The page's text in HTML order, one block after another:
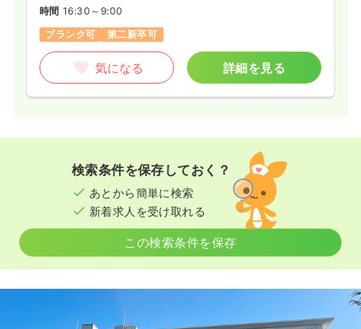
時間 16:30～9:00
ブランク可
第二新卒可
気になる 詳細を見る
検索条件を保存しておく？
あとから簡単に検索
新着求人を受け取れる
この検索条件を保存